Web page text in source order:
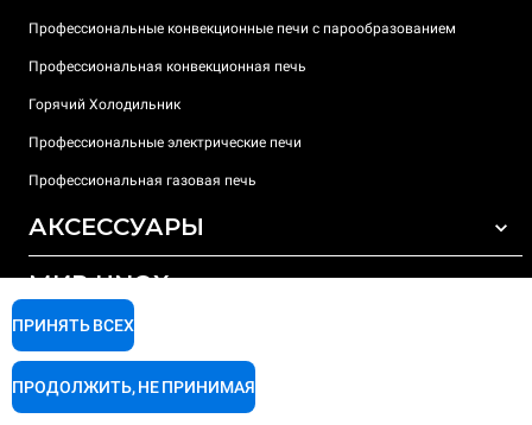
Профессиональные конвекционные печи с парообразованием
Профессиональная конвекционная печь
Горячий Холодильник
Профессиональные электрические печи
Профессиональная газовая печь
АКСЕССУАРЫ
Моющие средства для автоматической мойки
Моющие средства для мойки вручную
Ионообменный фильтр
МИР UNOX
Наши офисы по всему миру
ПОДДЕРЖКА
Гарантия Unox
ПРИНЯТЬ ВСЕХ
ПРОДОЛЖИТЬ, НЕ ПРИНИМАЯ